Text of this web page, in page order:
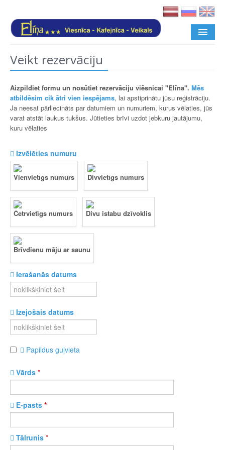
SĀKUMS
GALERIJA
KONTAKTI
Veikt rezervāciju
Aizpildiet formu un nosūtiet rezervāciju viēsnicai "Elīna". Mēs
atbildēsim cik ātri vien iespējams, lai apstiprinātu jūsu reģistrāciju.
Ja neesat pārliecināts par datumiem un numuriem, kurus vēlaties, jūs
varat atstāt laukus tukšus. Jūtieties brīvi uzdot jebkuru jautājumu,
kuru vēlaties
Izvēlēties numuru
Vienvietīgs numurs Divvietīgs numurs
Četrvietīgs numurs Divu istabu dzīvoklis
Brīvdienu māju ar saunu
Ierašanās datums
Izejošais datums
Papildus guļvieta
Vārds *
E-pasts *
Tālrunis *